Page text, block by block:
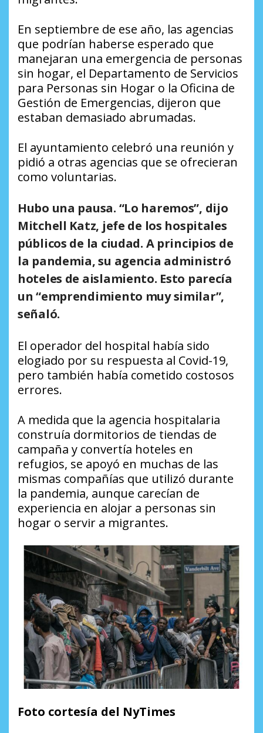
En septiembre de ese año, las agencias
que podrían haberse esperado que
manejaran una emergencia de personas
sin hogar, el Departamento de Servicios
para Personas sin Hogar o la Oficina de
Gestión de Emergencias, dijeron que
estaban demasiado abrumadas.
El ayuntamiento celebró una reunión y
pidió a otras agencias que se ofrecieran
como voluntarias.
Hubo una pausa. “Lo haremos”, dijo
Mitchell Katz, jefe de los hospitales
públicos de la ciudad. A principios de
la pandemia, su agencia administró
hoteles de aislamiento. Esto parecía
un “emprendimiento muy similar”,
señaló.
El operador del hospital había sido
elogiado por su respuesta al Covid-19,
pero también había cometido costosos
errores.
A medida que la agencia hospitalaria
construía dormitorios de tiendas de
campaña y convertía hoteles en
refugios, se apoyó en muchas de las
mismas compañías que utilizó durante
la pandemia, aunque carecían de
experiencia en alojar a personas sin
hogar o servir a migrantes.
Foto cortesía del NyTimes